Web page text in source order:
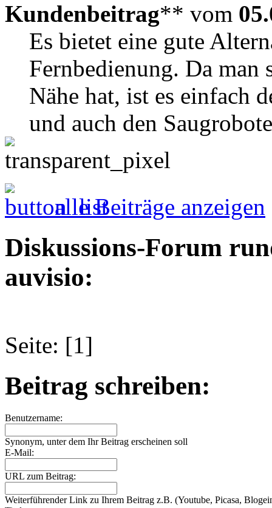
Kundenbeitrag** vom
Es bietet eine gute
Fernbedienung. Da man
Nähe hat, ist es einfach
und auch den
alle Beiträge anzeigen
Diskussions-Forum
auvisio:
Seite: [1]
Beitrag schreiben:
Benutzername:
Synonym, unter dem Ihr Beitrag erscheinen soll
E-Mail:
URL zum Beitrag:
Weiterführender Link zu Ihrem Beitrag z.B. (Youtube, Picasa,